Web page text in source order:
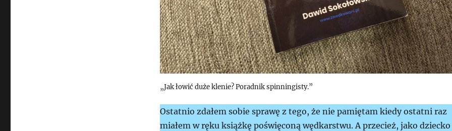
„Jak łowić duże klenie? Poradnik spinningisty.”
Ostatnio zdałem sobie sprawę z tego, że nie pamiętam kiedy ostatni raz
miałem w ręku książkę poświęconą wędkarstwu. A przecież, jako dziecko